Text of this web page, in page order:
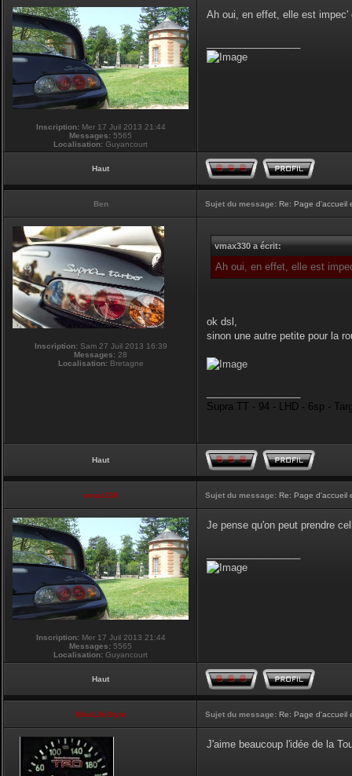
Inscription:Mer 17 Juil 2013 21:44
Messages: 5565
Localisation: Guyancourt
Ah oui, en effet, elle est impec'
Haut
Ben Sujet du message: Re: Page d'accueil
Inscription:Sam 27 Juil 2013 16:39
Messages: 28
Localisation:Bretagne
vmax330 a écrit:
Ah oui, en effet, elle est
ok dsl,
sinon une autre petite pour la
Supra TT - 94 - LHD - 6sp -
Haut
vmax330 Sujet du message: Re: Page d'accueil
Inscription:Mer 17 Juil 2013 21:44
Messages: 5565
Localisation: Guyancourt
Je pense qu'on peut prendre
Haut
NikoLifeStyle Sujet du message: Re: Page d'accueil
J'aime beaucoup l'idée de la